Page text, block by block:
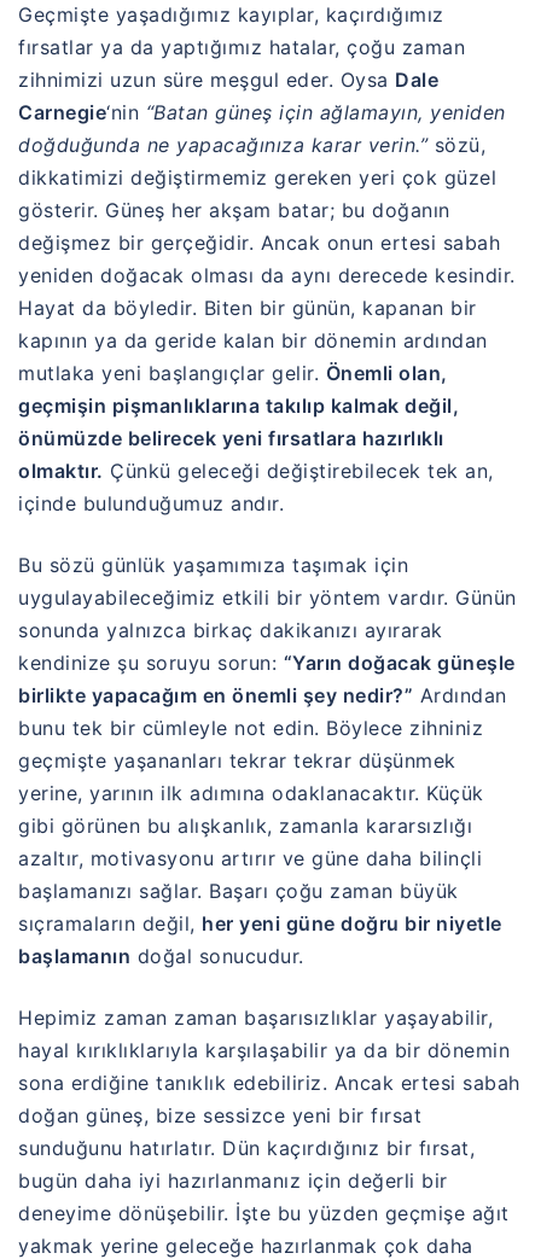
Geçmişte yaşadığımız kayıplar, kaçırdığımız
fırsatlar ya da yaptığımız hatalar, çoğu zaman
zihnimizi uzun süre meşgul eder. Oysa Dale
Carnegie‘nin “Batan güneş için ağlamayın, yeniden
doğduğunda ne yapacağınıza karar verin.”sözü,
dikkatimizi değiştirmemiz gereken yeri çok güzel
gösterir. Güneş her akşam batar; bu doğanın
değişmez bir gerçeğidir. Ancak onun ertesi sabah
yeniden doğacak olması da aynı derecede kesindir.
Hayat da böyledir. Biten bir günün, kapanan bir
kapının ya da geride kalan bir dönemin ardından
mutlaka yeni başlangıçlar gelir. Önemli olan,
geçmişin pişmanlıklarına takılıp kalmak değil,
önümüzde belirecek yeni fırsatlara hazırlıklı
olmaktır. Çünkü geleceği değiştirebilecek tek an,
içinde bulunduğumuz andır.
Bu sözü günlük yaşamımıza taşımak için
uygulayabileceğimiz etkili bir yöntem vardır. Günün
sonunda yalnızca birkaç dakikanızı ayırarak
kendinize şu soruyu sorun: “Yarın doğacak güneşle
birlikte yapacağım en önemli şey nedir?” Ardından
bunu tek bir cümleyle not edin. Böylece zihniniz
geçmişte yaşananları tekrar tekrar düşünmek
yerine, yarının ilk adımına odaklanacaktır. Küçük
gibi görünen bu alışkanlık, zamanla kararsızlığı
azaltır, motivasyonu artırır ve güne daha bilinçli
başlamanızı sağlar. Başarı çoğu zaman büyük
sıçramaların değil, her yeni güne doğru bir niyetle
başlamanın doğal sonucudur.
Hepimiz zaman zaman başarısızlıklar yaşayabilir,
hayal kırıklıklarıyla karşılaşabilir ya da bir dönemin
sona erdiğine tanıklık edebiliriz. Ancak ertesi sabah
doğan güneş, bize sessizce yeni bir fırsat
sunduğunu hatırlatır. Dün kaçırdığınız bir fırsat,
bugün daha iyi hazırlanmanız için değerli bir
deneyime dönüşebilir. İşte bu yüzden geçmişe ağıt
yakmak yerine geleceğe hazırlanmak çok daha